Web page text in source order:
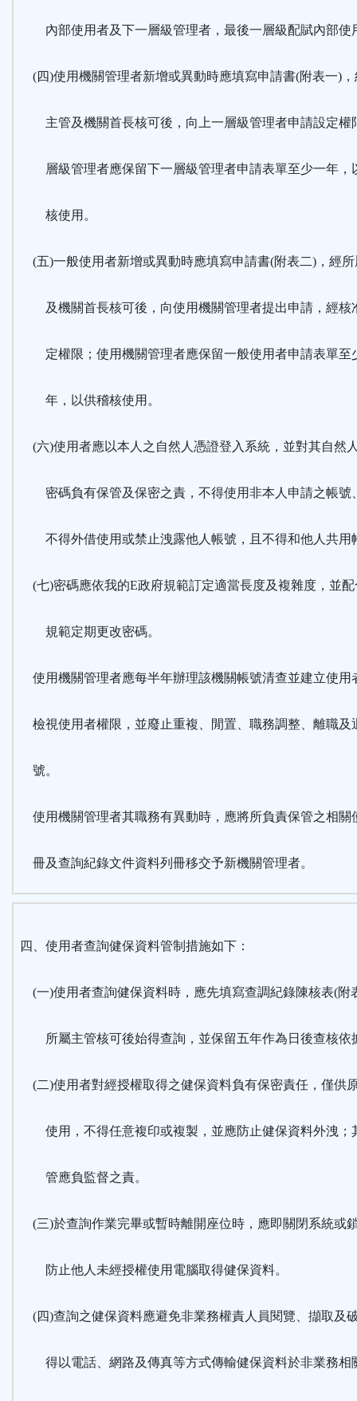
內部使用者及下一層級管理者，最後一層級配賦內部使
(四)使用機關管理者新增或異動時應填寫申請書(附表一)，
主管及機關首長核可後，向上一層級管理者申請設定權
層級管理者應保留下一層級管理者申請表單至少一年，
核使用。
(五)一般使用者新增或異動時應填寫申請書(附表二)，經所
及機關首長核可後，向使用機關管理者提出申請，經核
定權限；使用機關管理者應保留一般使用者申請表單至
年，以供稽核使用。
(六)使用者應以本人之自然人憑證登入系統，並對其自然
密碼負有保管及保密之責，不得使用非本人申請之帳號
不得外借使用或禁止洩露他人帳號，且不得和他人共用
(七)密碼應依我的E政府規範訂定適當長度及複雜度，並
規範定期更改密碼。
使用機關管理者應每半年辦理該機關帳號清查並建立使用
檢視使用者權限，並廢止重複、閒置、職務調整、離職及
號。
使用機關管理者其職務有異動時，應將所負責保管之相關
冊及查詢紀錄文件資料列冊移交予新機關管理者。
四、使用者查詢健保資料管制措施如下：
(一)使用者查詢健保資料時，應先填寫查調紀錄陳核表(附
所屬主管核可後始得查詢，並保留五年作為日後查核依
(二)使用者對經授權取得之健保資料負有保密責任，僅供
使用，不得任意複印或複製，並應防止健保資料外洩；
管應負監督之責。
(三)於查詢作業完畢或暫時離開座位時，應即關閉系統或
防止他人未經授權使用電腦取得健保資料。
(四)查詢之健保資料應避免非業務權責人員閱覽、擷取及
得以電話、網路及傳真等方式傳輸健保資料於非業務相